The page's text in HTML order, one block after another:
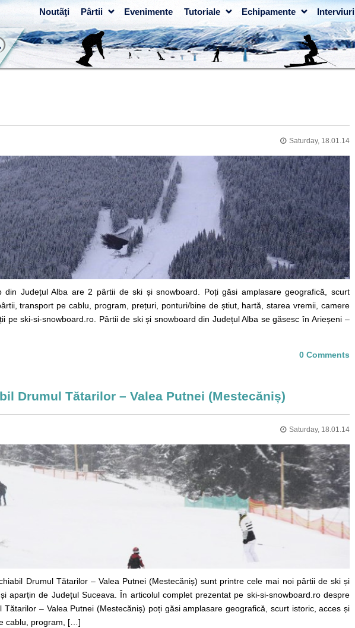
Noutãţi Pârtii Evenimente Tutoriale Echipamente Interviuri
Saturday, 18.01.14
din Județul Alba are 2 pârtii de ski și snowboard. Poți găsi amplasare geografică, scurt
transport pe cablu, program, prețuri, ponturi/bine de știut, hartă, starea vremii, camere
pe ski-si-snowboard.ro. Pârtii de ski și snowboard din Județul Alba se găsesc în Arieșeni –
0 Comments
Drumul Tătarilor – Valea Putnei (Mestecăniș)
Saturday, 18.01.14
Drumul Tătarilor – Valea Putnei (Mestecăniș) sunt printre cele mai noi pârtii de ski și
aparțin de Județul Suceava. În articolul complet prezentat pe ski-si-snowboard.ro despre
Tătarilor – Valea Putnei (Mestecăniș) poți găsi amplasare geografică, scurt istoric, acces și
cablu, program, […]